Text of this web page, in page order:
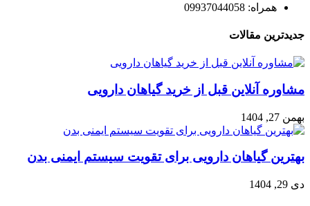
همراه: 09937044058
جدیدترین مقالات
مشاوره آنلاین قبل از خرید گیاهان دارویی
بهمن 27, 1404
بهترین گیاهان دارویی برای تقویت سیستم ایمنی بدن
دی 29, 1404